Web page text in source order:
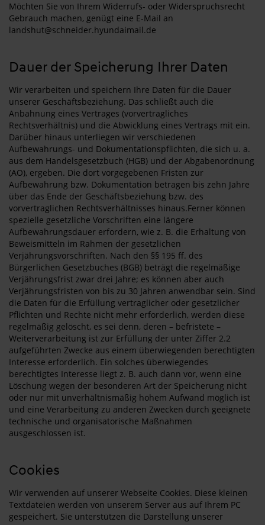
Möchten Sie von Ihrem Widerrufs- oder Widerspruchsrecht
Gebrauch machen, genügt eine E-Mail an
landshut@schneider.hyundaimail.de
Dauer der Speicherung Ihrer Daten
Wir verarbeiten und speichern Ihre Daten für die Dauer
unserer Geschäftsbeziehung. Das schließt auch die
Anbahnung eines Vertrages (vorvertragliches
Rechtsverhältnis) und die Abwicklung eines Vertrags mit ein.
Darüber hinaus unterliegen wir verschiedenen
Aufbewahrungs- und Dokumentationspflichten, die sich u. a.
aus dem Handelsgesetzbuch (HGB) und der Abgabenordnung
(AO), ergeben. Die dort vorgegebenen Fristen zur
Aufbewahrung bzw. Dokumentation betragen bis zehn Jahre
über das Ende der Geschäftsbeziehung bzw. des
vorvertraglichen Rechtsverhältnisses hinaus.Ferner können
spezielle gesetzliche Vorschriften eine längere
Aufbewahrungsdauer erfordern, wie z. B. die Erhaltung von
Beweismitteln im Rahmen der gesetzlichen
Verjährungsvorschriften. Nach den §§ 195 ff. des
Bürgerlichen Gesetzbuches (BGB) beträgt die regelmäßige
Verjährungsfrist zwar drei Jahre; es können aber auch
Verjährungsfristen von bis zu 30 Jahren anwendbar sein. Sind
die Daten für die Erfüllung vertraglicher oder gesetzlicher
Pflichten und Rechte nicht mehr erforderlich, werden diese
regelmäßig gelöscht, es sei denn, deren – befristete –
Weiterverarbeitung ist zur Erfüllung der unter Ziffer 2.2
aufgeführten Zwecke aus einem überwiegenden berechtigten
Interesse erforderlich. Ein solches überwiegendes
berechtigtes Interesse liegt z. B. auch dann vor, wenn eine
Löschung wegen der besonderen Art der Speicherung nicht
oder nur mit unverhältnismäßig hohem Aufwand möglich ist
und eine Verarbeitung zu anderen Zwecken durch geeignete
technische und organisatorische Maßnahmen
ausgeschlossen ist.
Cookies
Wir verwenden auf unserer Webseite Cookies. Diese kleinen
Textdateien werden von unserem Server aus auf Ihrem PC
gespeichert. Sie unterstützen die Darstellung unserer